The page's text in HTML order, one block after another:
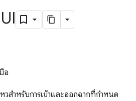
อ
วสำหรับการเข้าและออกฉากที่กำหนด